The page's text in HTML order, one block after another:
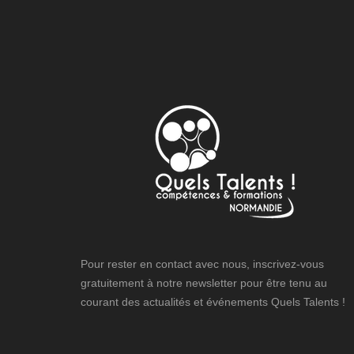
Pour rester en contact avec nous, inscrivez-vous
gratuitement à notre newsletter pour être tenu au
courant des actualités et événements Quels Talents !